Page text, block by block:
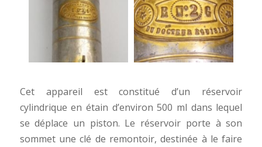
Cet appareil est constitué d’un réservoir
cylindrique en étain d’environ 500 ml dans lequel
se déplace un piston. Le réservoir porte à son
sommet une clé de remontoir, destinée à le faire